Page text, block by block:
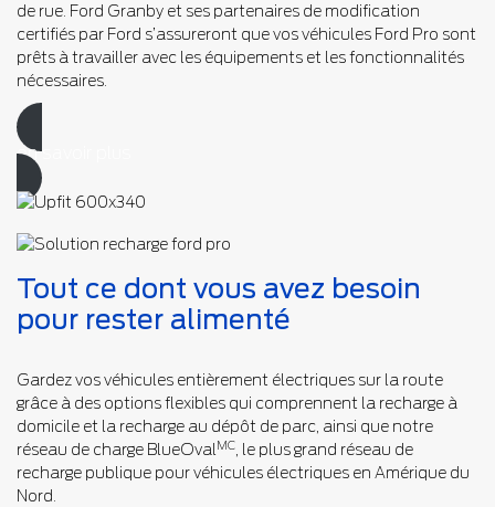
de rue. Ford Granby et ses partenaires de modification
certifiés par Ford s’assureront que vos véhicules Ford Pro sont
prêts à travailler avec les équipements et les fonctionnalités
nécessaires.
en savoir plus
Tout ce dont vous avez besoin
pour rester alimenté
Gardez vos véhicules entièrement électriques sur la route
grâce à des options flexibles qui comprennent la recharge à
domicile et la recharge au dépôt de parc, ainsi que notre
réseau de charge BlueOval MC
, le plus grand réseau de
recharge publique pour véhicules électriques en Amérique du
Nord.